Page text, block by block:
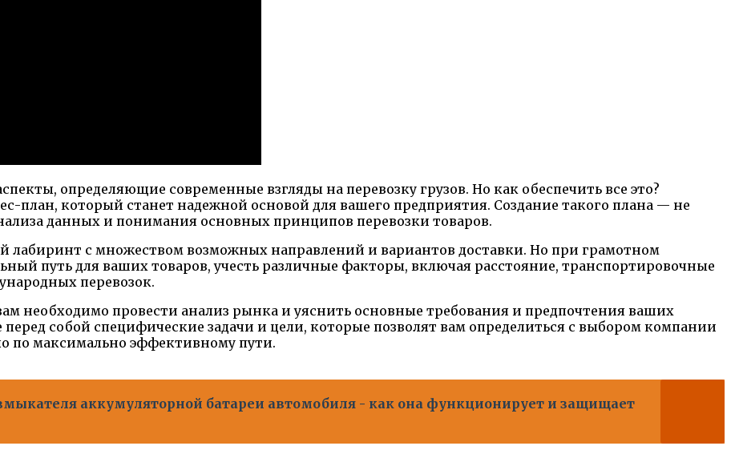
определяющие современные взгляды на перевозку грузов. Но как обеспечить все это?
план, который станет надежной основой для вашего предприятия. Создание такого плана — не
данных и понимания основных принципов перевозки товаров.
лабиринт с множеством возможных направлений и вариантов доставки. Но при грамотном
путь для ваших товаров, учесть различные факторы, включая расстояние, транспортировочные
перевозок.
необходимо провести анализ рынка и уяснить основные требования и предпочтения ваших
собой специфические задачи и цели, которые позволят вам определиться с выбором компании
по максимально эффективному пути.
аккумуляторной батареи автомобиля - как она функционирует и защищает